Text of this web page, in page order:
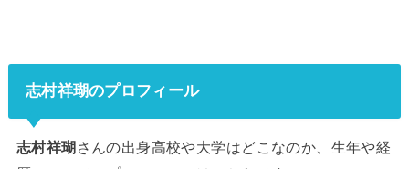
志村祥瑚のプロフィール
志村祥瑚さんの出身高校や大学はどこなのか、生年や経